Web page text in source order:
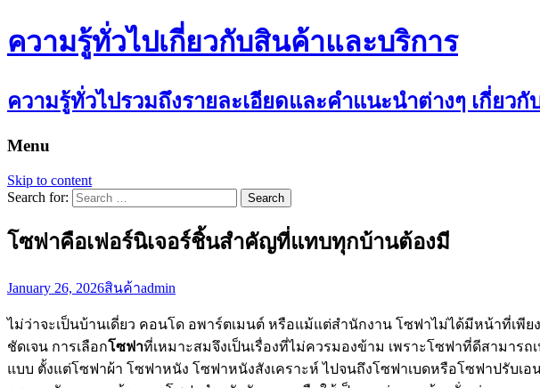
ความรู้ทั่วไปเกี่ยวกับสินค้าและบริการ
ความรู้ทั่วไปรวมถึงรายละเอียดและคำแนะนำต่างๆ เกี่ยว
Menu
Skip to content
Search for:
โซฟาคือเฟอร์นิเจอร์ชิ้นสำคัญที่แทบทุกบ้านต้องมี
January 26, 2026สินค้าadmin
ไม่ว่าจะเป็นบ้านเดี่ยว คอนโด อพาร์ตเมนต์ หรือแม้แต่สำนักงาน โซฟาไม่ได้มีหน้าที่เ
ชัดเจน การเลือกโซฟาที่เหมาะสมจึงเป็นเรื่องที่ไม่ควรมองข้าม เพราะโซฟาที่ดีสามา
แบบ ตั้งแต่โซฟาผ้า โซฟาหนัง โซฟาหนังสังเคราะห์ ไปจนถึงโซฟาเบดหรือโซฟาปรับ